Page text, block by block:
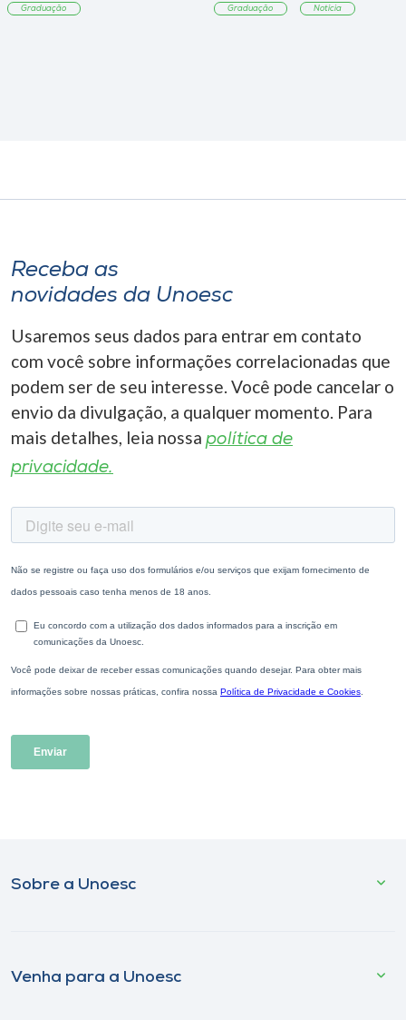
Graduação Graduação Notícia
Receba as
novidades da Unoesc
Usaremos seus dados para entrar em contato
com você sobre informações correlacionadas que
podem ser de seu interesse. Você pode cancelar o
envio da divulgação, a qualquer momento. Para
mais detalhes, leia nossa política de
privacidade.
Sobre a Unoesc
Venha para a Unoesc